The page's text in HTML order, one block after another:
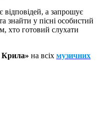
а запрошує
знайти у пісні особистий
хто готовий слухати
Крила» на всіх музичних